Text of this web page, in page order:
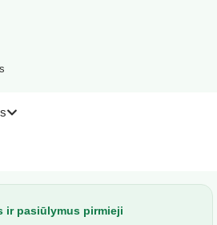
ir pasiūlymus pirmieji